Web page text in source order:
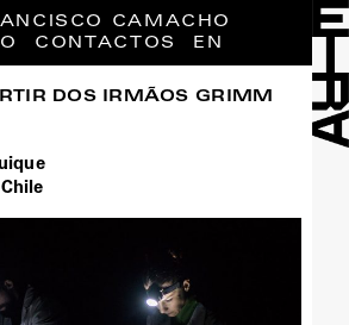
CAMACHO
CONTACTOS EN
DOS IRMÃOS GRIMM